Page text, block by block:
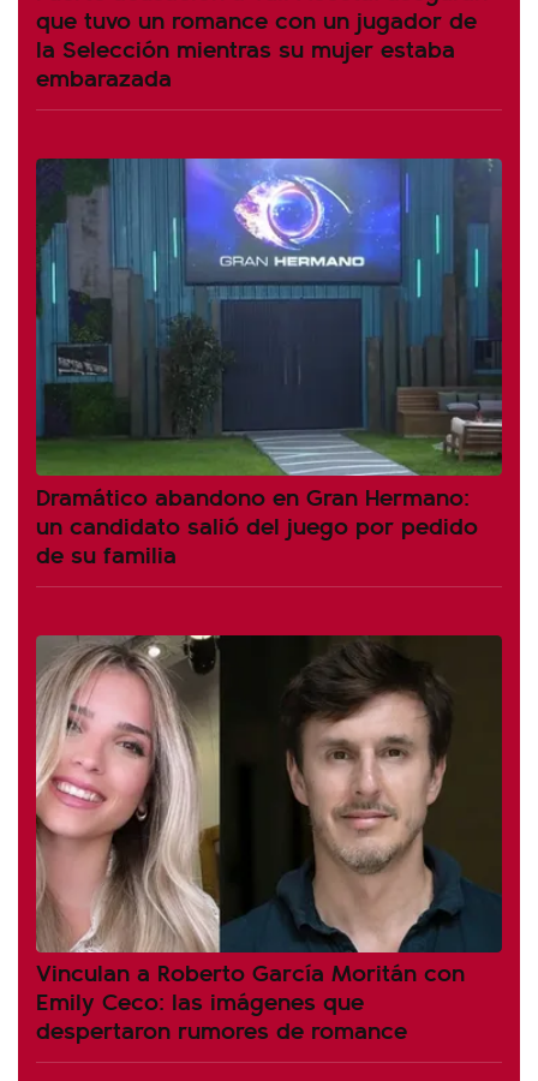
que tuvo un romance con un jugador de
la Selección mientras su mujer estaba
embarazada
Dramático abandono en Gran Hermano:
un candidato salió del juego por pedido
de su familia
Vinculan a Roberto García Moritán con
Emily Ceco: las imágenes que
despertaron rumores de romance